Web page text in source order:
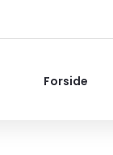
Forside